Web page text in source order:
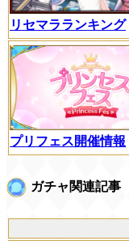
リセマラランキング
プリフェス開催情報
ガチャ関連記事